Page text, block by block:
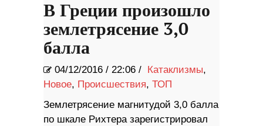
В Греции произошло
землетрясение 3,0
балла
04/12/2016 / 22:06 / Катаклизмы,
Новое, Происшествия, ТОП
Землетрясение магнитудой 3,0 балла
по шкале Рихтера зарегистрировал